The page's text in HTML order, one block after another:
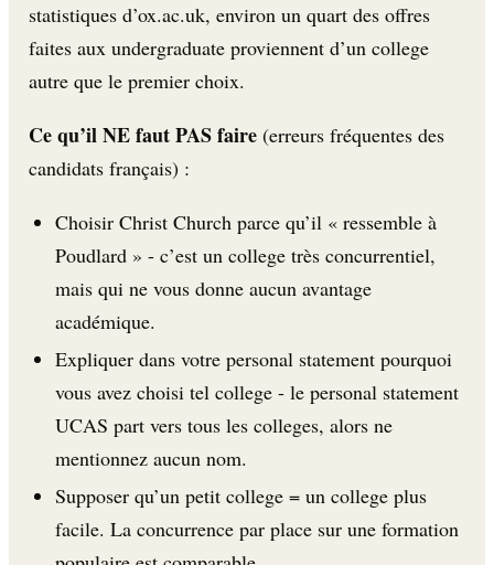
statistiques d’ox.ac.uk, environ un quart des offres
faites aux undergraduate proviennent d’un college
autre que le premier choix.
Ce qu’il NE faut PAS faire (erreurs fréquentes des
candidats français) :
Choisir Christ Church parce qu’il « ressemble à
Poudlard » - c’est un college très concurrentiel,
mais qui ne vous donne aucun avantage
académique.
Expliquer dans votre personal statement pourquoi
vous avez choisi tel college - le personal statement
UCAS part vers tous les colleges, alors ne
mentionnez aucun nom.
Supposer qu’un petit college = un college plus
facile. La concurrence par place sur une formation